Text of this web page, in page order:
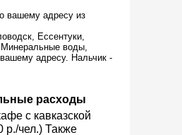
вашему адресу из
Ессентуки,
воды,
адресу. Нальчик -
расходы
с кавказской
р./чел.) Также